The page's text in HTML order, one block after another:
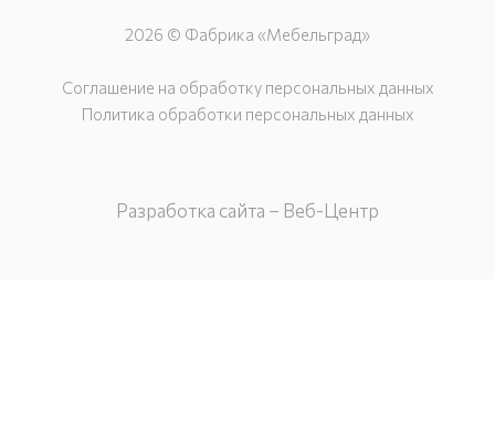
2026 © Фабрика «Мебельград»
Соглашение на обработку персональных данных
Политика обработки персональных данных
Разработка сайта – Веб-Центр